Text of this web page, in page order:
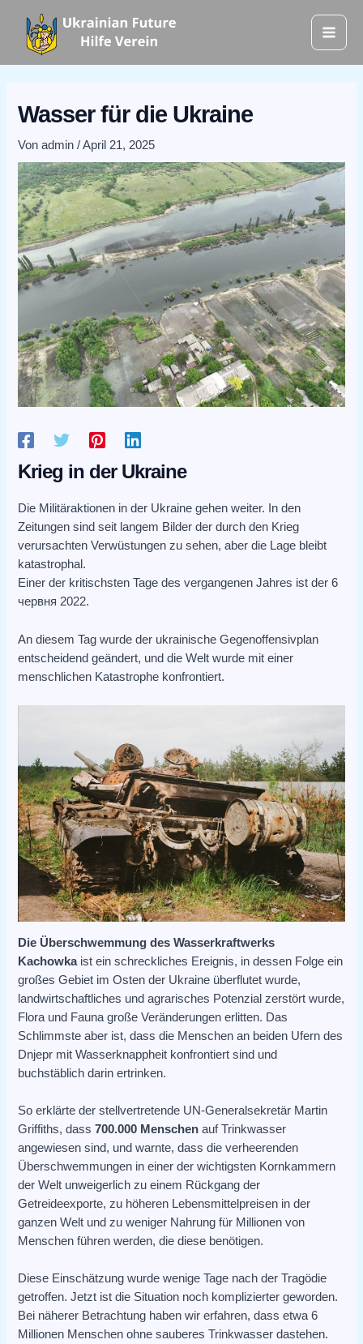
springen
Wasser für die Ukraine
Vonadmin/April 21, 2025
Krieg in der Ukraine
Die Militäraktionen in der Ukraine gehen weiter. In den
Zeitungen sind seit langem Bilder der durch den Krieg
verursachten Verwüstungen zu sehen, aber die Lage bleibt
katastrophal.
Einer der kritischsten Tage des vergangenen Jahres ist der 6
червня 2022.
An diesem Tag wurde der ukrainische Gegenoffensivplan
entscheidend geändert, und die Welt wurde mit einer
menschlichen Katastrophe konfrontiert.
Die Überschwemmung des Wasserkraftwerks
Kachowkaist ein schreckliches Ereignis, in dessen Folge ein
großes Gebiet im Osten der Ukraine überflutet wurde,
landwirtschaftliches und agrarisches Potenzial zerstört wurde,
Flora und Fauna große Veränderungen erlitten. Das
Schlimmste aber ist, dass die Menschen an beiden Ufern des
Dnjepr mit Wasserknappheit konfrontiert sind und
buchstäblich darin ertrinken.
So erklärte der stellvertretende UN-Generalsekretär Martin
Griffiths, dass700.000 Menschen auf Trinkwasser
angewiesen sind, und warnte, dass die verheerenden
Überschwemmungen in einer der wichtigsten Kornkammern
der Welt unweigerlich zu einem Rückgang der
Getreideexporte, zu höheren Lebensmittelpreisen in der
ganzen Welt und zu weniger Nahrung für Millionen von
Menschen führen werden, die diese benötigen.
Diese Einschätzung wurde wenige Tage nach der Tragödie
getroffen. Jetzt ist die Situation noch komplizierter geworden.
Bei näherer Betrachtung haben wir erfahren, dass etwa 6
Millionen Menschen ohne sauberes Trinkwasser dastehen.